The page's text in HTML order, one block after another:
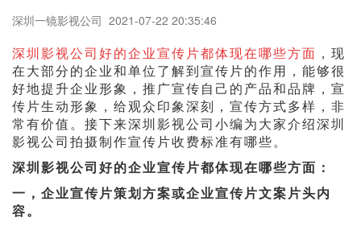
深圳一镜影视公司 2021-07-22 20:35:46
深圳影视公司好的企业宣传片都体现在哪些方面 ，现
在大部分的企业和单位了解到宣传片的作用，能够很
好地提升企业形象，推广宣传自己的产品和品牌，宣
传片生动形象，给观众印象深刻，宣传方式多样，非
常有价值。接下来深圳影视公司小编为大家介绍深圳
影视公司拍摄制作宣传片收费标准有哪些。
深圳影视公司好的企业宣传片都体现在哪些方面：
一，企业宣传片策划方案或企业宣传片文案片头内
容。